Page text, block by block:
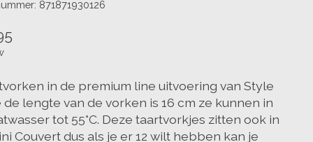
871871930126
in de premium line uitvoering van Style
de lengte van de vorken is 16 cm ze kunnen in
tot 55°C. Deze taartvorkjes zitten ook in
Couvert dus als je er 12 wilt hebben kan je